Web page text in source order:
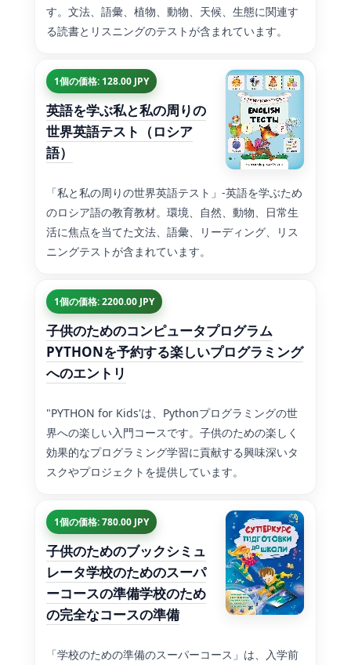
す。文法、語彙、植物、動物、天候、生態に関連す
る読書とリスニングのテストが含まれています。
1個の価格: 128.00 JPY
英語を学ぶ私と私の周りの
世界英語テスト（ロシア
語）
「私と私の周りの世界英語テスト」-英語を学ぶため
のロシア語の教育教材。環境、自然、動物、日常生
活に焦点を当てた文法、語彙、リーディング、リス
ニングテストが含まれています。
1個の価格: 2200.00 JPY
子供のためのコンピュータプログラム
PYTHONを予約する楽しいプログラミング
へのエントリ
"PYTHON for Kids'は、Pythonプログラミングの世
界への楽しい入門コースです。子供のための楽しく
効果的なプログラミング学習に貢献する興味深いタ
スクやプロジェクトを提供しています。
1個の価格: 780.00 JPY
子供のためのブックシミュ
レータ学校のためのスーパ
ーコースの準備学校のため
の完全なコースの準備
「学校のための準備のスーパーコース」は、入学前